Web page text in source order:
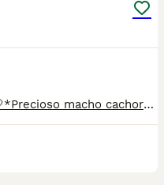
Laura 677983742 - 613283995 🤍*Precioso macho cachorro de Caniche mini toy , no llegara a los kilos de adulto tacita de te *🤍 ¿Buscas un nuevo compañero para tu hogar? ❤️ Tenemos preciosos cachorros listos para encontrar una familia responsable. ✅ Vacunados ✅ Desparasitados ✅ Cartilla sanitaria ✅ Garantías incluidas ✅ Máxima atención y cuidado Se hacen envíos a toda España: Andalucía: Almería, Cádiz, Córdoba, Granada, Huelva, Jaén, Málaga, Sevilla.Aragón: Huesca, Teruel, Zaragoza.Asturias: Oviedo.Baleares: Palma.Canarias: Las Palmas de Gran Canaria, Santa Cruz de Tenerife.Cantabria: Santander.Castilla-La Mancha: Albacete, Ciudad Real, Cuenca, Guadalajara, Toledo.Castilla y León: Ávila, Burgos, León, Palencia, Salamanca, Segovia, Soria, Valladolid, Zamora.Cataluña: Barcelona, Gerona (Girona), Lérida (Lleida), Tarragona.Comunidad Valenciana: Alicante, Castellón de la Plana, Valencia.Extremadura: Badajoz, Cáceres.Galicia: La Coruña (A Coruña), Lugo, Orense (Ourense), Pontevedra.La Rioja: Logroño.Madrid: Madrid.Murcia: Murcia.Navarra: Pamplona.País Vasco: Bilbao (Vizcaya), San Sebastián (Guipúzcoa), Vitoria (Álava). 🐾 Cachorros sanos, sociables y criados con mucho cariño. 📲 ¡Pregunta sin compromiso por disponibilidad, fotos y precios por mensaje privado!